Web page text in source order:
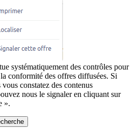
systématiquement des contrôles pour
conformité des offres diffusées. Si
constatez des contenus
nous le signaler en cliquant sur
».